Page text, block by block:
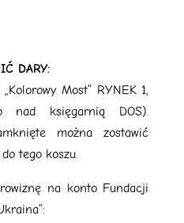
DARY:
Most” RYNEK 1,
nad księgarnią DOS).
można zostawić
tego koszu.
na konto Fundacji